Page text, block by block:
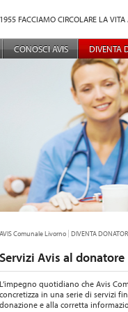
FACCIAMO CIRCOLARE LA VITA
PRINCIPALE
CONOSCI AVIS DIVENTA
TU SEI QUI:
AVIS Comunale Livorno DIVENTA
Servizi Avis al donatore
L’impegno quotidiano che Avis
concretizza in una serie di servizi
donazione e alla corretta